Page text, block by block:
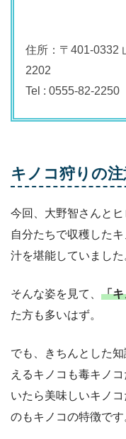
住所：〒401-0332
2202
Tel : 0555-82-2250
キノコ狩りの注
今回、大野智さんと
自分たちで収穫した
汁を堪能していました
そんな姿を見て、 「
た方も多いはず。
でも、きちんとした
えるキノコも毒キノ
いたら美味しいキノ
のもキノコの特徴です